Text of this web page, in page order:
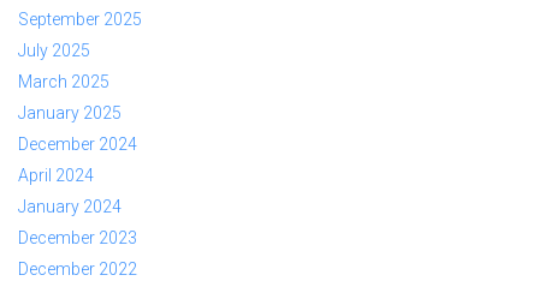
September 2025
July 2025
March 2025
January 2025
December 2024
April 2024
January 2024
December 2023
December 2022